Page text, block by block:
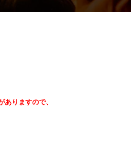
りますので、